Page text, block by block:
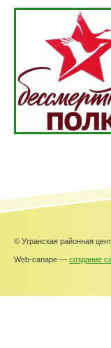
© Угранская районная
Web-canape — создание